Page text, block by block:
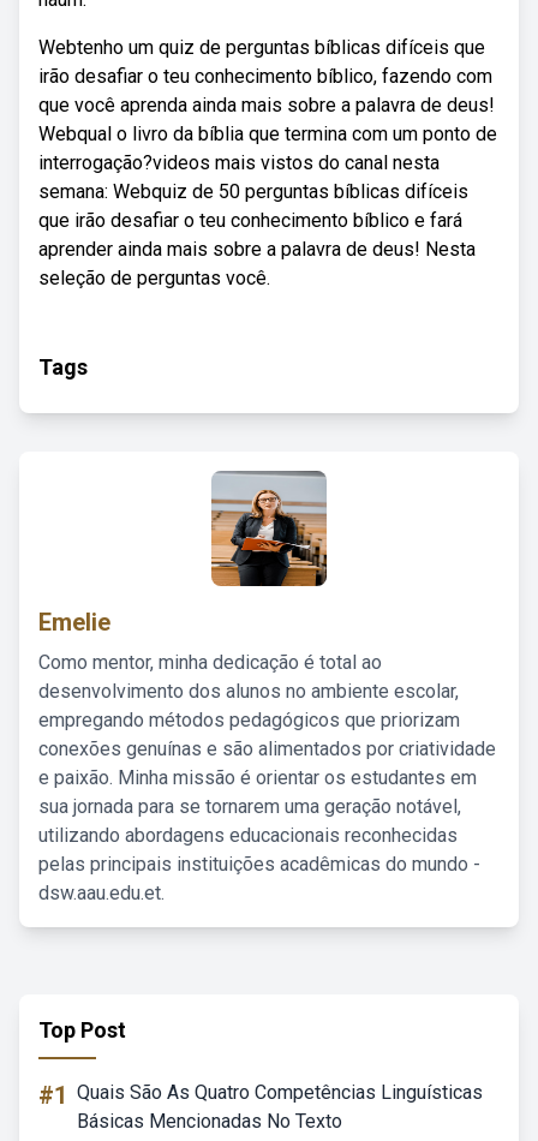
Webtenho um quiz de perguntas bíblicas difíceis que
irão desafiar o teu conhecimento bíblico, fazendo com
que você aprenda ainda mais sobre a palavra de deus!
Webqual o livro da bíblia que termina com um ponto de
interrogação?videos mais vistos do canal nesta
semana: Webquiz de 50 perguntas bíblicas difíceis
que irão desafiar o teu conhecimento bíblico e fará
aprender ainda mais sobre a palavra de deus! Nesta
seleção de perguntas você.
Tags
Emelie
Como mentor, minha dedicação é total ao
desenvolvimento dos alunos no ambiente escolar,
empregando métodos pedagógicos que priorizam
conexões genuínas e são alimentados por criatividade
e paixão. Minha missão é orientar os estudantes em
sua jornada para se tornarem uma geração notável,
utilizando abordagens educacionais reconhecidas
pelas principais instituições acadêmicas do mundo -
dsw.aau.edu.et.
Top Post
#1 Quais São As Quatro Competências Linguísticas
Básicas Mencionadas No Texto